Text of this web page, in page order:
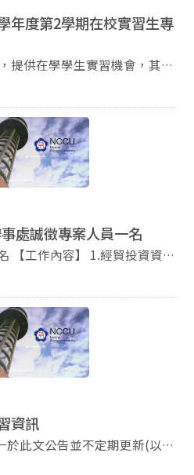
：針對抗壓
考資格 中華民國
以下，下列條件符合一項即
學校各院、系、組、所、學位
年度第2學期在校實習生專
提供在學學生實習機會，其工
程式開發、人才培訓（AI應
四及其以上在學生報名申請。
習地點位於台北市信義區（近
站」，步行2分鐘即可抵
放報名至本（114）年4月20
人課表時間和學校學期時程安
投遞個人
參閱附件。） 認識外貿
重要的對外貿易推廣機構，滿
據的需求，收集並分析大量經
貿一館、台北國際會議中心、
內外擁逾60個據點及超過300
機構。 了解更多>>>
Instagram：
taitra_taiwan LinkedIn：
myTAITRA
處誠徵專案人員一名
訊
5.協助推廣專案活
業需求】 1.有行
文，倘諳西班
或傳真至(02)2723-6328
【聯絡人】蔡雅婷(Amy)小姐
資訊
於此文公告並不定期更新(以標